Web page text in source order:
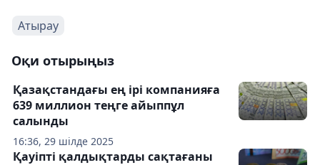
Атырау
Оқи отырыңыз
16:36, 29 шілде 2025
Қазақстандағы ең ірі компанияға
639 миллион теңге айыппұл
салынды
Қауіпті қалдықтарды сақтағаны